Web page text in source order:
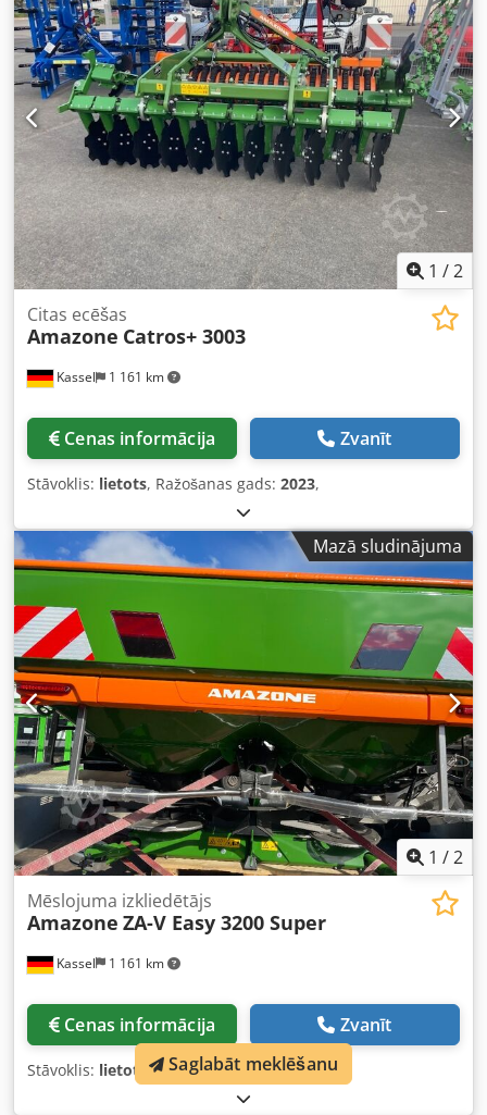
1 /2
Kassel 1 161 km
Citas ecēšas
Amazone Catros+ 3003
Cenas informācija Zvanīt
Stāvoklis: lietots, Ražošanas gads: 2023,
Mazā sludinājuma
1 /2
Kassel 1 161 km
Mēslojuma izkliedētājs
Amazone ZA-V Easy 3200 Super
Cenas informācija Zvanīt
Stāvoklis: lietots , Ražošanas gads:2022,
Saglabāt meklēšanu